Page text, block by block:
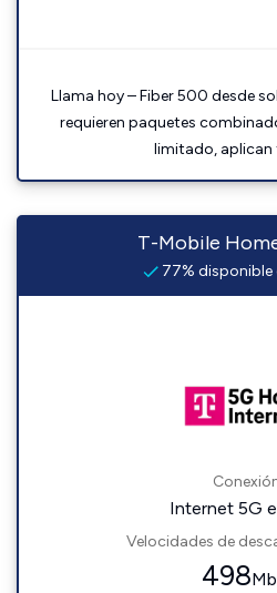
Llama hoy – Fiber 500 desde
requieren paquetes
limitado, aplican
T-Mobile
77% disponible
Internet 5G
Velocidades de
498